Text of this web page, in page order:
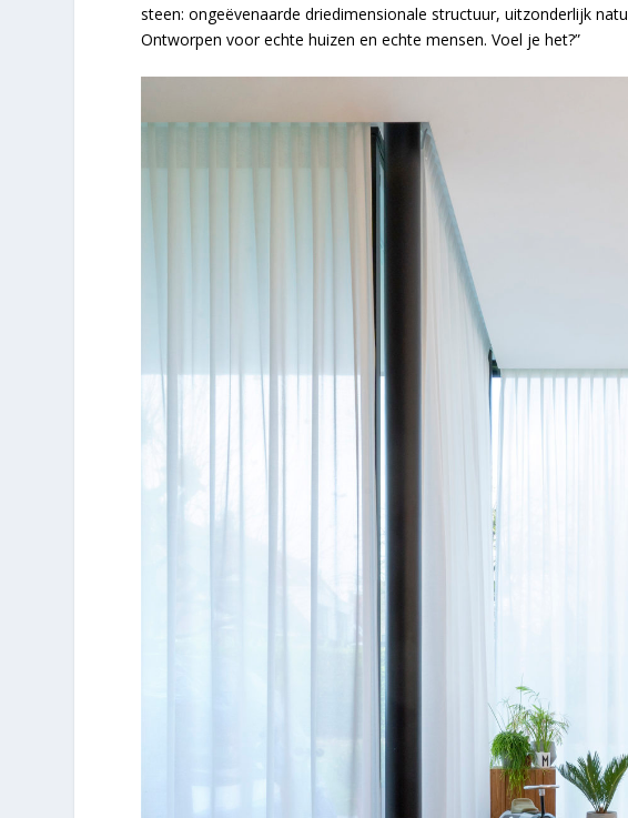
steen: ongeëvenaarde driedimensionale structuur, uitzonderlijk
Ontworpen voor echte huizen en echte mensen. Voel je het?”